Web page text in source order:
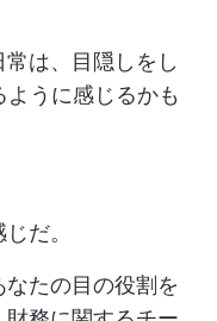
は、目隠しをし
うに感じるかも
だ。
たの目の役割を